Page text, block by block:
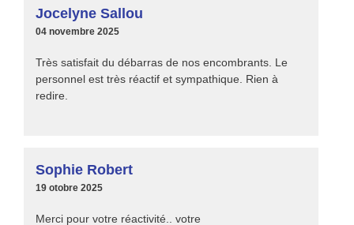
Jocelyne Sallou
04 novembre 2025
Très satisfait du débarras de nos encombrants. Le
personnel est très réactif et sympathique. Rien à
redire.
Sophie Robert
19 otobre 2025
Merci pour votre réactivité.. votre